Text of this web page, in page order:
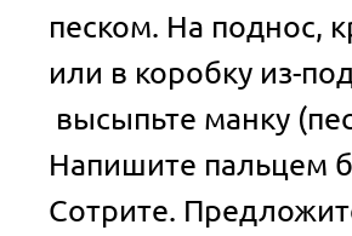
песком. На поднос,
или в коробку из-
высыпьте манку
Напишите пальцем
Сотрите.